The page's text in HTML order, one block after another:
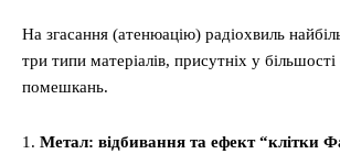
На згасання (атенюацію) радіохвиль
три типи матеріалів, присутніх у
помешкань.
1. Метал: відбивання та ефект “клітки